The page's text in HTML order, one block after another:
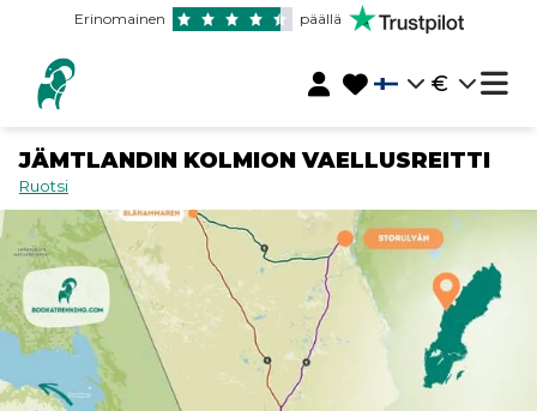
Erinomainen päällä
€
JÄMTLANDIN KOLMION VAELLUSREITTI
Ruotsi